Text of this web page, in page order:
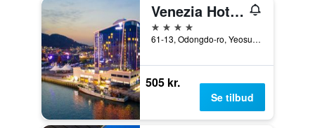
Venezia Hotel and Suite
4 stjerner
61-13, Odongdo-ro, Yeosu, Sydkorea
505 kr.
Se tilbud